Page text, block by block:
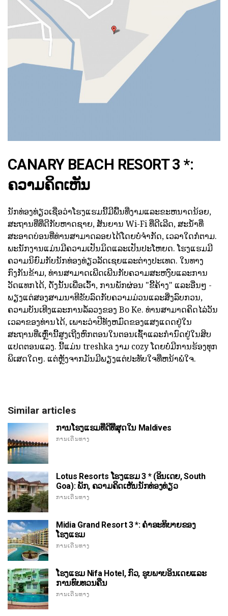
CANARY BEACH RESORT 3 *:
ຄວາມຄິດເຫັນ
ນັກທ່ອງທ່ຽວເຊື່ອວ່າໂຮງແຮມນີ້ມີພື້ນທີ່ງາມແລະຂະຫນາດນ້ອຍ,
ສະຖານທີ່ທີ່ດີກັບຫາດຊາຍ, ສັນຍານ Wi-Fi ທີ່ດີເລີດ, ສະນ້ໍາທີ່
ສະອາດບ່ອນທີ່ທ່ານສາມາດລອຍໄດ້ໂດຍບໍ່ຈໍາກັດ, ເວລາໃດກໍ່ຕາມ.
ພະນັກງານແມ່ນມີຄວາມເປັນມິດແລະເປັນປະໂຫຍດ. ໂຮງແຮມມີ
ຄວາມນິຍົມກັບນັກທ່ອງທ່ຽວລັດເຊຍແລະຕ່າງປະເທດ. ໃນທາງ
ກົງກັນຂ້າມ, ທ່ານສາມາດເພີດເພີນກັບຄວາມສະຫງົບແລະການ
ວັດແທກໄດ້, ດັ່ງນັ້ນເພື່ອເວົ້າ, ການພັກຜ່ອນ "ຂີ້ຄ້າງ" ແລະອື່ນໆ -
ພຽງແຕ່ສອງສາມນາທີຂັບລົດກັບຄວາມມ່ວນແລະສິ່ງລົບກວນ,
ຄວາມບັນເທີງແລະການລໍ້ລວງຂອງ Bo Ke. ທ່ານສາມາດຄິດໄລ່ວັນ
ເວລາຂອງທ່ານໄດ້, ເພາະວ່າປີທັງຫມົດຂອງແສງແດດຢູ່ໃນ
ສະຖານທີ່ເຫຼົ່ານີ້ສູງເຖີງຫົກຕອນໃນຕອນເຊົ້າແລະກໍານົດຢູ່ໃນສິບ
ແປດຕອນແລງ. ນີ້ແມ່ນ treshka ງາມ cozy ໂດຍບໍ່ມີການຮ້ອງທຸກ
ພິເສດໃດໆ. ແຕ່ຫຼັງຈາກມັນມີພຽງແຕ່ປະທັບໃຈທີ່ຫນ້າພໍໃຈ.
Similar articles
ການໂຮງແຮມທີ່ດີທີ່ສຸດໃນ Maldives
ການເດີນທາງ
Lotus Resorts ໂຮງແຮມ 3 * (ອິນເດຍ, South
Goa): ພັກ, ຄວາມຄິດເຫັນນັກທ່ອງທ່ຽວ
ການເດີນທາງ
Midia Grand Resort 3 *: ຄໍາອະທິບາຍຂອງ
ໂຮງແຮມ
ການເດີນທາງ
ໂຮງແຮມ Nifa Hotel, ກົວ, ຮູບພາບອິນເດຍແລະ
ການທົບທວນຄືນ
ການເດີນທາງ